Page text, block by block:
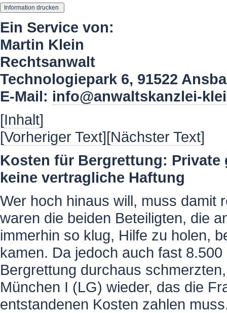
Ein Service von:
Martin Klein
Rechtsanwalt
Technologiepark 6, 91522
E-Mail: info@anwaltskanzlei-
[Inhalt]
[Vorheriger Text][Nächster Text]
Kosten für Bergrettung:
keine ver­trag­li­che Haf­tung
Wer hoch hinaus will, muss damit
waren die beiden Beteiligten, die
immerhin so klug, Hilfe zu holen,
kamen. Da jedoch auch fast
Bergrettung durchaus
München I (LG) wieder, das die
entstandenen Kosten zahlen